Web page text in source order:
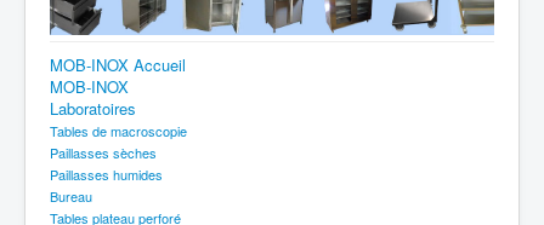
MOB-INOX Accueil
MOB-INOX
Laboratoires
Tables de macroscopie
Paillasses sèches
Paillasses humides
Bureau
Tables plateau perforé